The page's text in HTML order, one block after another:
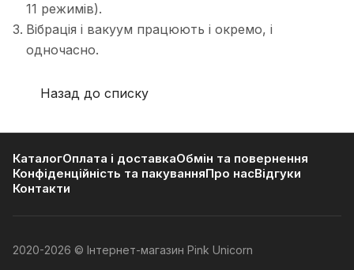
11 режимів).
Вібрація і вакуум працюють і окремо, і
одночасно.
Назад до списку
КаталогОплата і доставкаОбмін та повернення
Конфіденційність та пакуванняПро насВідгуки
Контакти
2020-2026 © Інтернет-магазин Pink Unicorn